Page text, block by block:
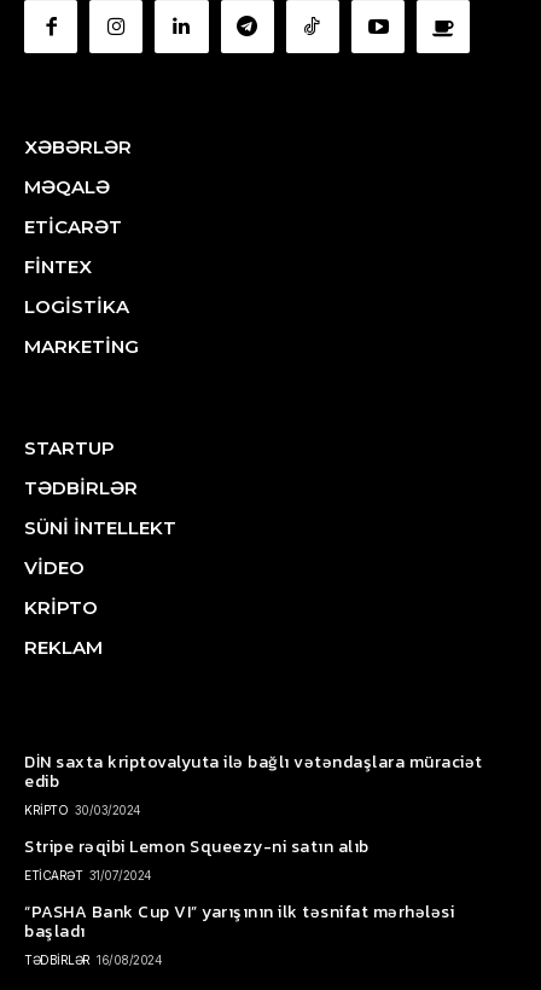
XƏBƏRLƏR
MƏQALƏ
ETİCARƏT
FİNTEX
LOGİSTİKA
MARKETİNG
STARTUP
TƏDBİRLƏR
SÜNİ İNTELLEKT
VİDEO
KRİPTO
REKLAM
DİN saxta kriptovalyuta ilə bağlı vətəndaşlara müraciət
edib
KRİPTO 30/03/2024
Stripe rəqibi Lemon Squeezy-ni satın alıb
ETİCARƏT 31/07/2024
“PASHA Bank Cup VI” yarışının ilk təsnifat mərhələsi
başladı
TƏDBİRLƏR 16/08/2024